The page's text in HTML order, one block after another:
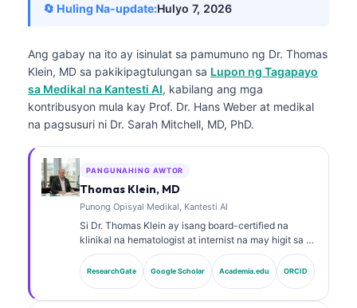
🔄 Huling Na-update:Hulyo 7, 2026
Ang gabay na ito ay isinulat sa pamumuno ng Dr. Thomas
Klein, MD sa pakikipagtulungan sa Lupon ng Tagapayo
sa Medikal na Kantesti AI, kabilang ang mga
kontribusyon mula kay Prof. Dr. Hans Weber at medikal
na pagsusuri ni Dr. Sarah Mitchell, MD, PhD.
PANGUNAHING AWTOR
Thomas Klein, MD
Punong Opisyal Medikal, Kantesti AI
Si Dr. Thomas Klein ay isang board-certified na
klinikal na hematologist at internist na may higit sa 15
taon ng karanasan sa laboratoryong medisina at
pagsusuring klinikal na tinulungan ng AI. Bilang Chief
Medical Officer sa Kantesti AI, nagbibigay siya ng
ResearchGate Google Scholar Academia.edu ORCID